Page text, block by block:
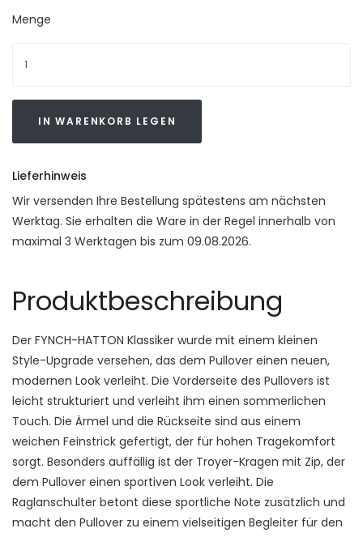
Menge
IN WARENKORB LEGEN
Lieferhinweis
Wir versenden Ihre Bestellung spätestens am nächsten
Werktag. Sie erhalten die Ware in der Regel innerhalb von
maximal 3 Werktagen bis zum 09.08.2026.
Produktbeschreibung
Der FYNCH-HATTON Klassiker wurde mit einem kleinen
Style-Upgrade versehen, das dem Pullover einen neuen,
modernen Look verleiht. Die Vorderseite des Pullovers ist
leicht strukturiert und verleiht ihm einen sommerlichen
Touch. Die Ärmel und die Rückseite sind aus einem
weichen Feinstrick gefertigt, der für hohen Tragekomfort
sorgt. Besonders auffällig ist der Troyer-Kragen mit Zip, der
dem Pullover einen sportiven Look verleiht. Die
Raglanschulter betont diese sportliche Note zusätzlich und
macht den Pullover zu einem vielseitigen Begleiter für den